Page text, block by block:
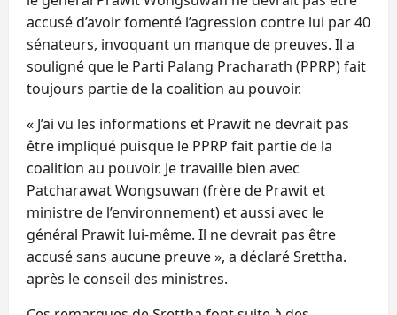
accusé d’avoir fomenté l’agression contre lui par 40
sénateurs, invoquant un manque de preuves. Il a
souligné que le Parti Palang Pracharath (PPRP) fait
toujours partie de la coalition au pouvoir.
« J’ai vu les informations et Prawit ne devrait pas
être impliqué puisque le PPRP fait partie de la
coalition au pouvoir. Je travaille bien avec
Patcharawat Wongsuwan (frère de Prawit et
ministre de l’environnement) et aussi avec le
général Prawit lui-même. Il ne devrait pas être
accusé sans aucune preuve », a déclaré Srettha.
après le conseil des ministres.